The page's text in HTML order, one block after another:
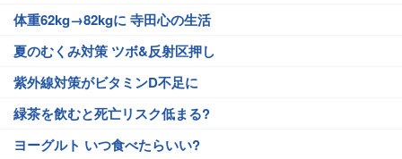
体重62kg→82kgに 寺田心の生活
夏のむくみ対策 ツボ&反射区押し
紫外線対策がビタミンD不足に
緑茶を飲むと死亡リスク低まる?
ヨーグルト いつ食べたらいい?